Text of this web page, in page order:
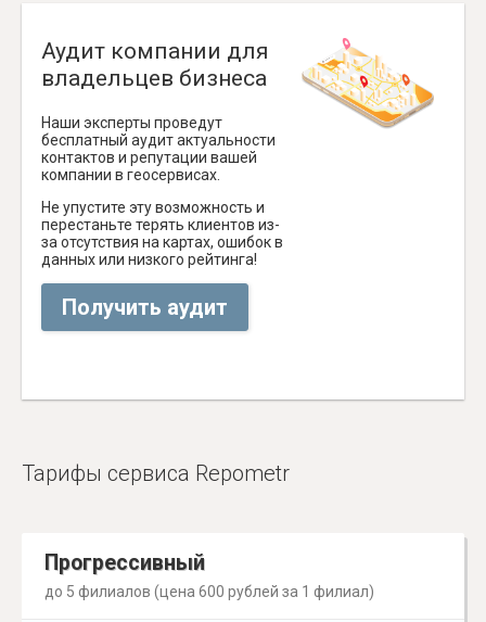
Аудит компании для
владельцев бизнеса
Наши эксперты проведут
бесплатный аудит актуальности
контактов и репутации вашей
компании в геосервисах.
Не упустите эту возможность и
перестаньте терять клиентов из-
за отсутствия на картах, ошибок в
данных или низкого рейтинга!
Получить аудит
Тарифы сервиса Repometr
Прогрессивный
до 5 филиалов (цена 600 рублей за 1 филиал)